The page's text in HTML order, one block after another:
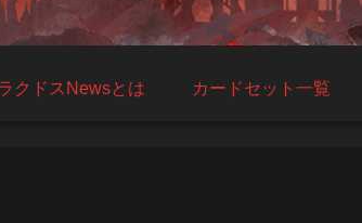
クドスNewsとは カードセット一覧